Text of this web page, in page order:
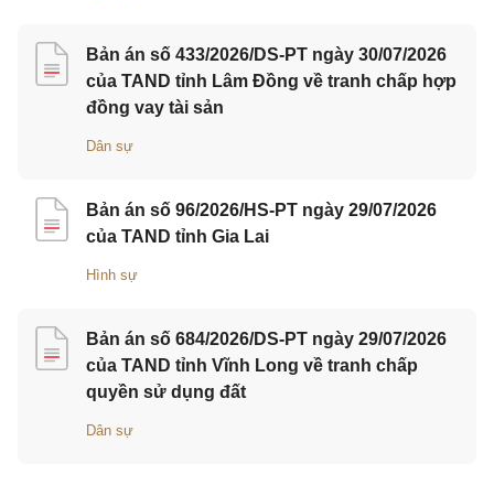
Bản án số 433/2026/DS-PT ngày 30/07/2026
của TAND tỉnh Lâm Đồng về tranh chấp hợp
đồng vay tài sản
Dân sự
Bản án số 96/2026/HS-PT ngày 29/07/2026
của TAND tỉnh Gia Lai
Hình sự
Bản án số 684/2026/DS-PT ngày 29/07/2026
của TAND tỉnh Vĩnh Long về tranh chấp
quyền sử dụng đất
Dân sự